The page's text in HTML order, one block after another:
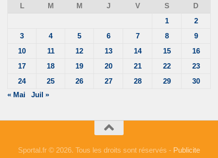
L
M M J V S
D
1
2
3
4 5 6 7 8
9
10
11 12 13 14 15
16
17
18 19 20 21 22
23
24
25 26 27 28 29
30
« Mai
Juil »
Sportal.fr © 2026. Tous les droits sont réservés - Publicite